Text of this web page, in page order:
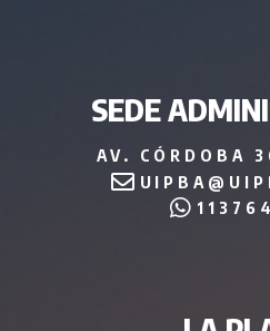
SEDE
AV. CÓRDOBA